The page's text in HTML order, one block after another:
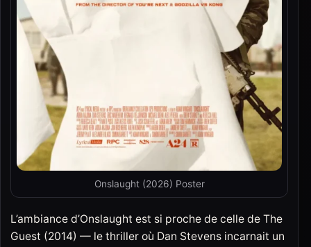
Onslaught (2026) Poster
L’ambiance d’Onslaught est si proche de celle de The
Guest (2014) — le thriller où Dan Stevens incarnait un